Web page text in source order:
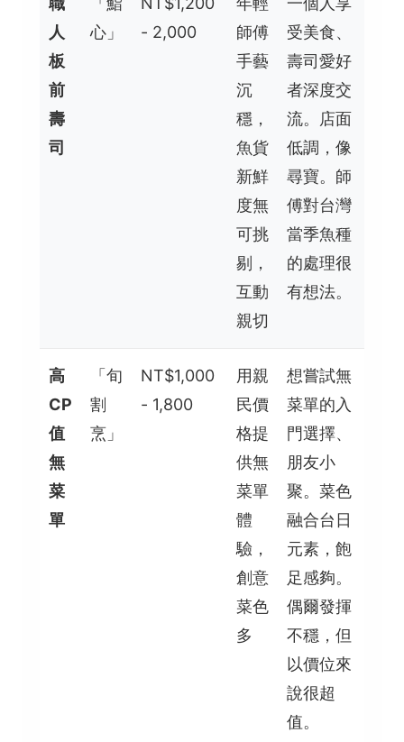
人
板
前
壽
司
心」
- 2,000
師傅
手藝
沉
穩，
魚貨
新鮮
度無
可挑
剔，
互動
親切
受美食、
壽司愛好
者深度交
流。店面
低調，像
尋寶。師
傅對台灣
當季魚種
的處理很
有想法。
高
CP
值
無
菜
單
「旬
割
烹」
NT$1,000
- 1,800
用親
民價
格提
供無
菜單
體
驗，
創意
菜色
多
想嘗試無
菜單的入
門選擇、
朋友小
聚。菜色
融合台日
元素，飽
足感夠。
偶爾發揮
不穩，但
以價位來
說很超
值。